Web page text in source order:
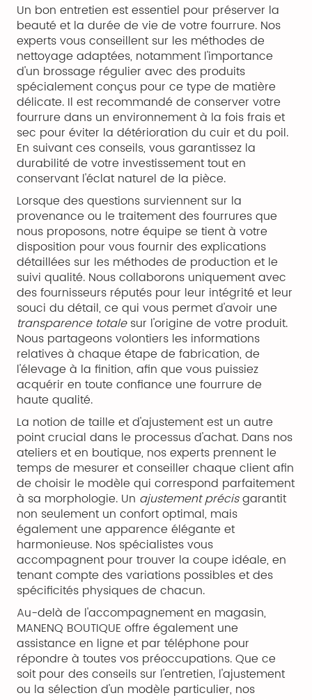
Un bon entretien est essentiel pour préserver la
beauté et la durée de vie de votre fourrure. Nos
experts vous conseillent sur les méthodes de
nettoyage adaptées, notamment l'importance
d'un brossage régulier avec des produits
spécialement conçus pour ce type de matière
délicate. Il est recommandé de conserver votre
fourrure dans un environnement à la fois frais et
sec pour éviter la détérioration du cuir et du poil.
En suivant ces conseils, vous garantissez la
durabilité de votre investissement tout en
conservant l'éclat naturel de la pièce.
Lorsque des questions surviennent sur la
provenance ou le traitement des fourrures que
nous proposons, notre équipe se tient à votre
disposition pour vous fournir des explications
détaillées sur les méthodes de production et le
suivi qualité. Nous collaborons uniquement avec
des fournisseurs réputés pour leur intégrité et leur
souci du détail, ce qui vous permet d'avoir une
transparence totalesur l'origine de votre produit.
Nous partageons volontiers les informations
relatives à chaque étape de fabrication, de
l'élevage à la finition, afin que vous puissiez
acquérir en toute confiance une fourrure de
haute qualité.
La notion de taille et d'ajustement est un autre
point crucial dans le processus d'achat. Dans nos
ateliers et en boutique, nos experts prennent le
temps de mesurer et conseiller chaque client afin
de choisir le modèle qui correspond parfaitement
à sa morphologie. Un ajustement précisgarantit
non seulement un confort optimal, mais
également une apparence élégante et
harmonieuse. Nos spécialistes vous
accompagnent pour trouver la coupe idéale, en
tenant compte des variations possibles et des
spécificités physiques de chacun.
Au-delà de l'accompagnement en magasin,
MANENQ BOUTIQUE offre également une
assistance en ligne et par téléphone pour
répondre à toutes vos préoccupations. Que ce
soit pour des conseils sur l'entretien, l'ajustement
ou la sélection d'un modèle particulier, nos